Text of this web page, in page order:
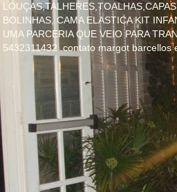
BOLINHAS, CAMA ELASTICA KIT
UMA PARCERIA QUE VEIO PARA
5432311432 .contato margot